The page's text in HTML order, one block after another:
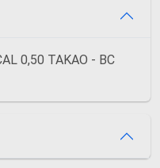
0,50 TAKAO - BC